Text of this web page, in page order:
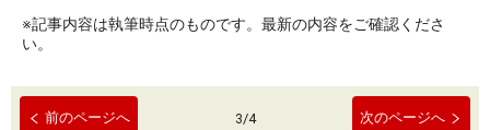
※記事内容は執筆時点のものです。最新の内容をご確認くださ
い。
前のページへ 3/4 次のページへ